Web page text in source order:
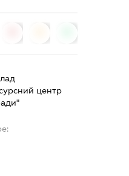
центр